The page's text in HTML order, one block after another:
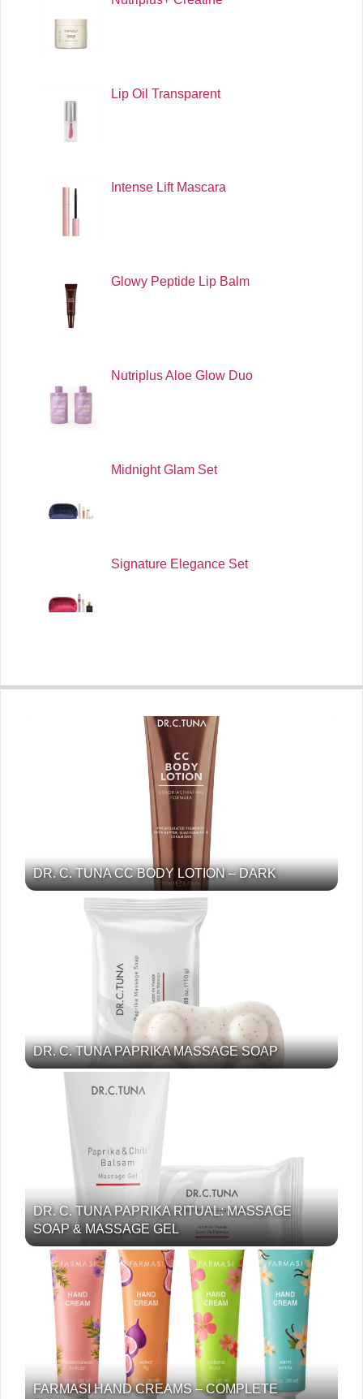
Lip Oil Transparent
Intense Lift Mascara
Glowy Peptide Lip Balm
Nutriplus Aloe Glow Duo
Midnight Glam Set
Signature Elegance Set
DR. C. TUNA CC BODY LOTION – DARK
DR. C. TUNA PAPRIKA MASSAGE SOAP
DR. C. TUNA PAPRIKA RITUAL: MASSAGE
SOAP & MASSAGE GEL
FARMASI HAND CREAMS – COMPLETE